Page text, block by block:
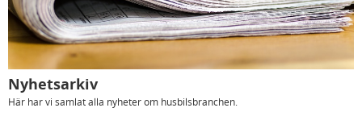
Nyhetsarkiv
Här har vi samlat alla nyheter om husbilsbranchen.